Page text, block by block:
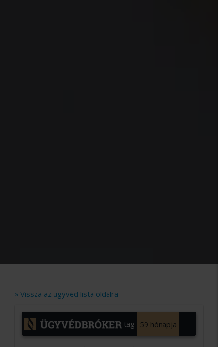
» Vissza az ügyvéd lista oldalra
tag 59 hónapja